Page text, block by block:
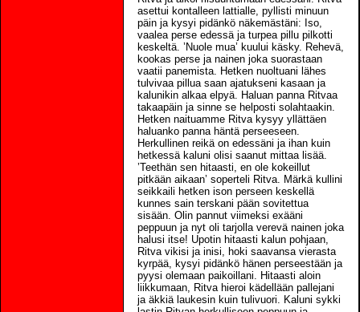
asettui kontalleen lattialle, pyllisti minuun
päin ja kysyi pidänkö näkemästäni: Iso,
vaalea perse edessä ja turpea pillu pilkotti
keskeltä. ’Nuole mua’ kuului käsky. Rehevä,
kookas perse ja nainen joka suorastaan
vaatii panemista. Hetken nuoltuani lähes
tulvivaa pillua saan ajatukseni kasaan ja
kalunikin alkaa elpyä. Haluan panna Ritvaa
takaapäin ja sinne se helposti solahtaakin.
Hetken naituamme Ritva kysyy yllättäen
haluanko panna häntä perseeseen.
Herkullinen reikä on edessäni ja ihan kuin
hetkessä kaluni olisi saanut mittaa lisää.
’Teethän sen hitaasti, en ole kokeillut
pitkään aikaan’ soperteli Ritva. Märkä kullini
seikkaili hetken ison perseen keskellä
kunnes sain terskani pään sovitettua
sisään. Olin pannut viimeksi exääni
peppuun ja nyt oli tarjolla verevä nainen joka
halusi itse! Upotin hitaasti kalun pohjaan,
Ritva vikisi ja inisi, hoki saavansa vierasta
kyrpää, kysyi pidänkö hänen perseestään ja
pyysi olemaan paikoillani. Hitaasti aloin
liikkumaan, Ritva hieroi kädellään pallejani
ja äkkiä laukesin kuin tulivuori. Kaluni sykki